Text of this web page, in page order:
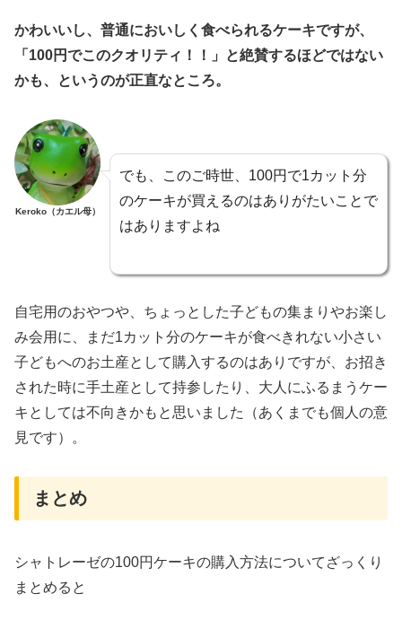
かわいいし、普通においしく食べられるケーキですが、
「100円でこのクオリティ！！」と絶賛するほどではない
かも、というのが正直なところ。
Keroko（カエル母）
でも、このご時世、100円で1カット分
のケーキが買えるのはありがたいことで
はありますよね
自宅用のおやつや、ちょっとした子どもの集まりやお楽し
み会用に、まだ1カット分のケーキが食べきれない小さい
子どもへのお土産として購入するのはありですが、お招き
された時に手土産として持参したり、大人にふるまうケー
キとしては不向きかもと思いました（あくまでも個人の意
見です）。
まとめ
シャトレーゼの100円ケーキの購入方法についてざっくり
まとめると